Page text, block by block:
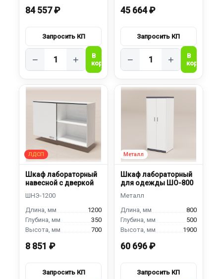
84 557 ₽
− +
45 664 ₽
− +
Шкаф лабораторный
навесной с дверкой
1200
350
700
8 851 ₽
Шкаф лабораторный
для одежды ШО-800
800
500
1900
60 696 ₽